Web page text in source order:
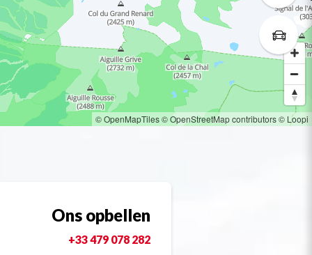
© OpenMapTiles© OpenStreetMap contributors© Loopi
Ons opbellen
+33 479 078 282